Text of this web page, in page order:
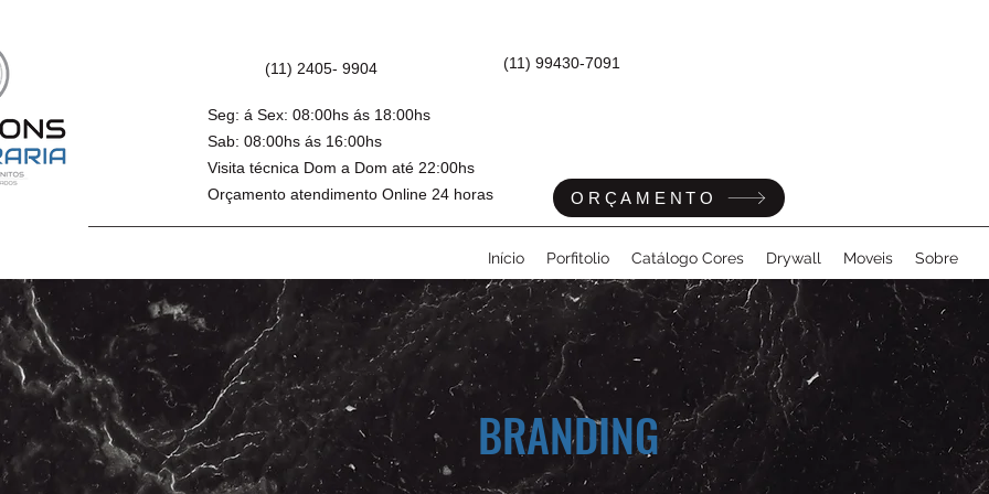
(11) 2405- 9904 (11) 99430-7091
Seg: á Sex: 08:00hs ás 18:00hs
Sab: 08:00hs ás 16:00hs
Visita técnica Dom a Dom até 22:00hs
Orçamento atendimento Online 24 horas
ORÇAMENTO
Início Porfitolio Catálogo Cores Drywall Moveis Sobre
BRANDING